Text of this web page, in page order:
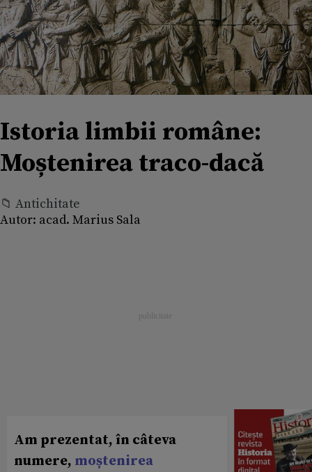
Istoria limbii române:
Moștenirea traco-dacă
📁 Antichitate
Autor: acad. Marius Sala
Am prezentat, în câteva
numere, moștenirea